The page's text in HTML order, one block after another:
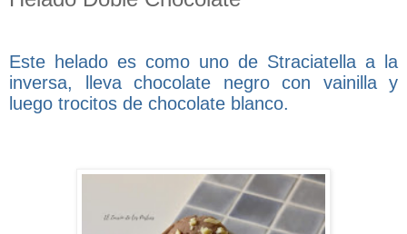
Este helado es como uno de Straciatella a la
inversa, lleva chocolate negro con vainilla y
luego trocitos de chocolate blanco.